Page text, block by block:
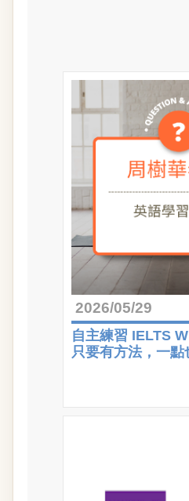
2026/05/29
自主練習 IELTS
只要有方法，一點